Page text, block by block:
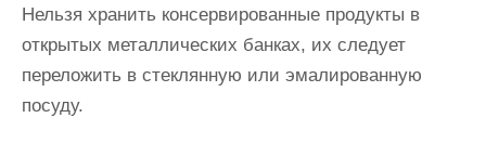
Нельзя хранить консервированные продукты в
открытых металлических банках, их следует
переложить в стеклянную или эмалированную
посуду.